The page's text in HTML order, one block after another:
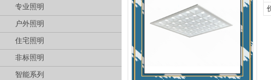
专业照明
户外照明
住宅照明
非标照明
智能系列